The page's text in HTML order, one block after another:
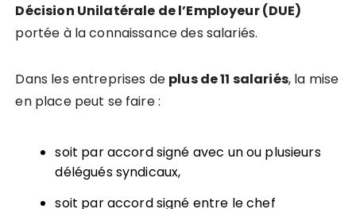
Décision Unilatérale de l’Employeur (DUE)
portée à la connaissance des salariés.
Dans les entreprises de plus de 11 salariés, la mise
en place peut se faire :
soit par accord signé avec un ou plusieurs
délégués syndicaux,
soit par accord signé entre le chef